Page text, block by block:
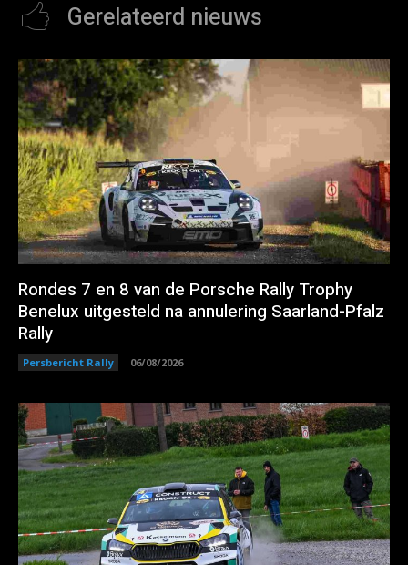
Gerelateerd nieuws
Rondes 7 en 8 van de Porsche Rally Trophy
Benelux uitgesteld na annulering Saarland-Pfalz
Rally
Persbericht Rally 06/08/2026